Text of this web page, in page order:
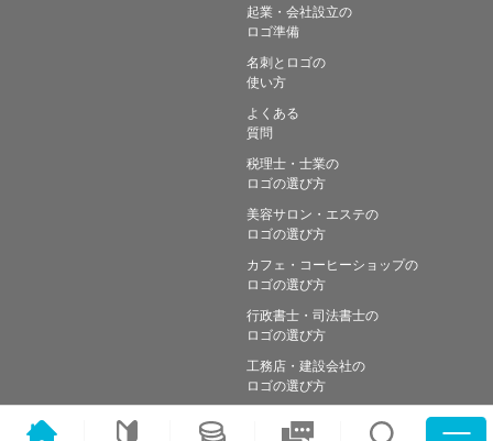
起業・会社設立の
ロゴ準備
名刺とロゴの
使い方
よくある
質問
税理士・士業の
ロゴの選び方
美容サロン・エステの
ロゴの選び方
カフェ・コーヒーショップの
ロゴの選び方
行政書士・司法書士の
ロゴの選び方
工務店・建設会社の
ロゴの選び方